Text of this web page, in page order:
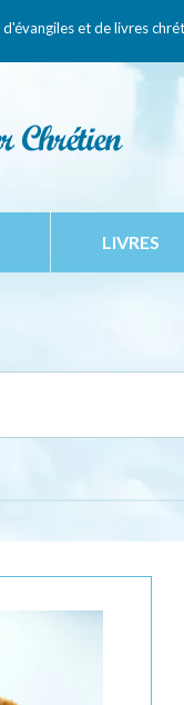
d'évangiles et de livres
LIVRES